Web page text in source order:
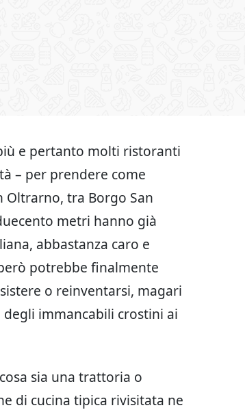
e pertanto molti ristoranti
– per prendere come
Oltrarno, tra Borgo San
metri hanno già
abbastanza caro e
potrebbe finalmente
o reinventarsi, magari
immancabili crostini ai
sia una trattoria o
di cucina tipica rivisitata ne